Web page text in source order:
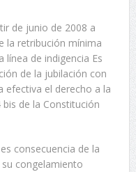
de junio de 2008 a
la retribución mínima
línea de indigencia Es
de la jubilación con
efectiva el derecho a la
de la Constitución
consecuencia de la
congelamiento